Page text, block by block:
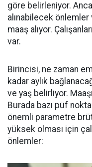
göre belirleniyor.
alınabilecek
maaş alıyor.
var.
Birincisi, ne zaman
kadar aylık
ve yaş belirliyor.
Burada bazı püf
önemli parametre
yüksek olması için
önlemler: